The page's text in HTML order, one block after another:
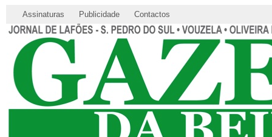
Assinaturas Publicidade Contactos